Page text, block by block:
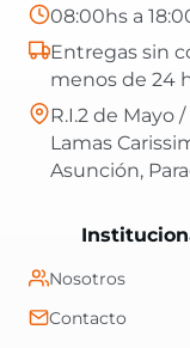
Nosotros
Contacto
08:00hs a
Entregas sin
menos de 24
R.I.2 de Mayo /
Lamas
Asunción,